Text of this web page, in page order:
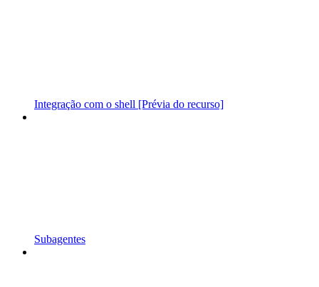
Integração com o shell [Prévia do recurso]
Subagentes